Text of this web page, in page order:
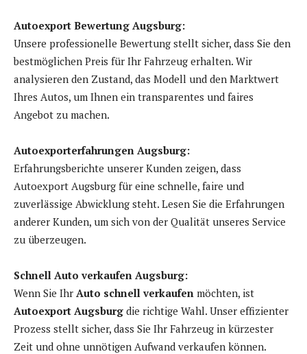
Autoexport Bewertung Augsburg:
Unsere professionelle Bewertung stellt sicher, dass Sie den
bestmöglichen Preis für Ihr Fahrzeug erhalten. Wir
analysieren den Zustand, das Modell und den Marktwert
Ihres Autos, um Ihnen ein transparentes und faires
Angebot zu machen.
Autoexporterfahrungen Augsburg:
Erfahrungsberichte unserer Kunden zeigen, dass
Autoexport Augsburg für eine schnelle, faire und
zuverlässige Abwicklung steht. Lesen Sie die Erfahrungen
anderer Kunden, um sich von der Qualität unseres Service
zu überzeugen.
Schnell Auto verkaufen Augsburg:
Wenn Sie Ihr Auto schnell verkaufen möchten, ist
Autoexport Augsburg die richtige Wahl. Unser effizienter
Prozess stellt sicher, dass Sie Ihr Fahrzeug in kürzester
Zeit und ohne unnötigen Aufwand verkaufen können.